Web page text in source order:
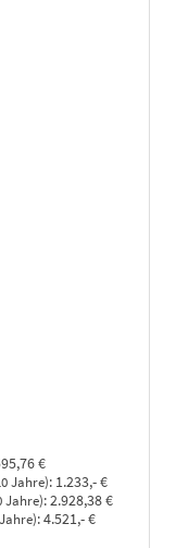
€
Jahre): 1.233,- €
Jahre):2.928,38 €
:4.521,- €